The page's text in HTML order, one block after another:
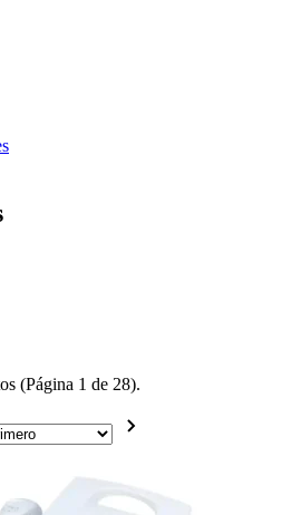
(Página 1 de 28).